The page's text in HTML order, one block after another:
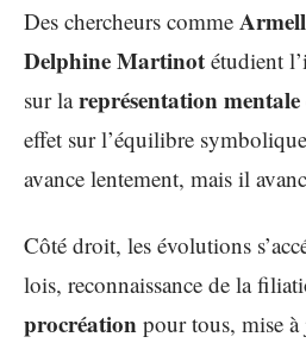
Des chercheurs comme
Delphine Martinot étudient
sur lareprésentation mentale
effet sur l’équilibre
avance lentement, mais il
Côté droit, les évolutions
lois, reconnaissance de la
procréation pour tous, mise à